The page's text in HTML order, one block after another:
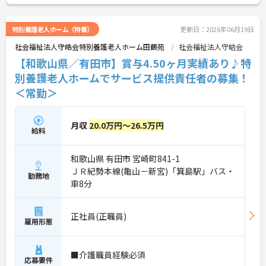
特別養護老人ホーム（特養） 更新日：2026年06月19日
社会福祉法人守皓会特別養護老人ホーム田鶴苑 社会福祉法人守皓会
【和歌山県／有田市】賞与4.50ヶ月実績あり♪特
別養護老人ホームでサービス提供責任者の募集！
＜常勤＞
給料 月収 20.0万円～26.5万円
勤務地
和歌山県 有田市 宮崎町841-1
ＪＲ紀勢本線(亀山－新宮)「箕島駅」バス・
車8分
雇用形態 正社員(正職員)
応募要件 ■介護職員経験必須